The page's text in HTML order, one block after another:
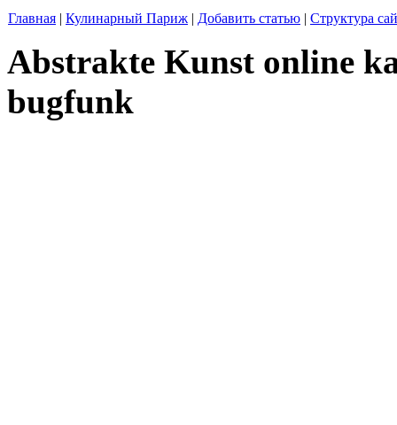
Главная | Кулинарный Париж | Добавить статью | Структура
Abstrakte Kunst online
bugfunk